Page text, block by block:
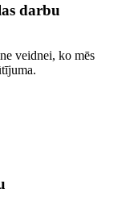
darbu
veidnei, ko mēs